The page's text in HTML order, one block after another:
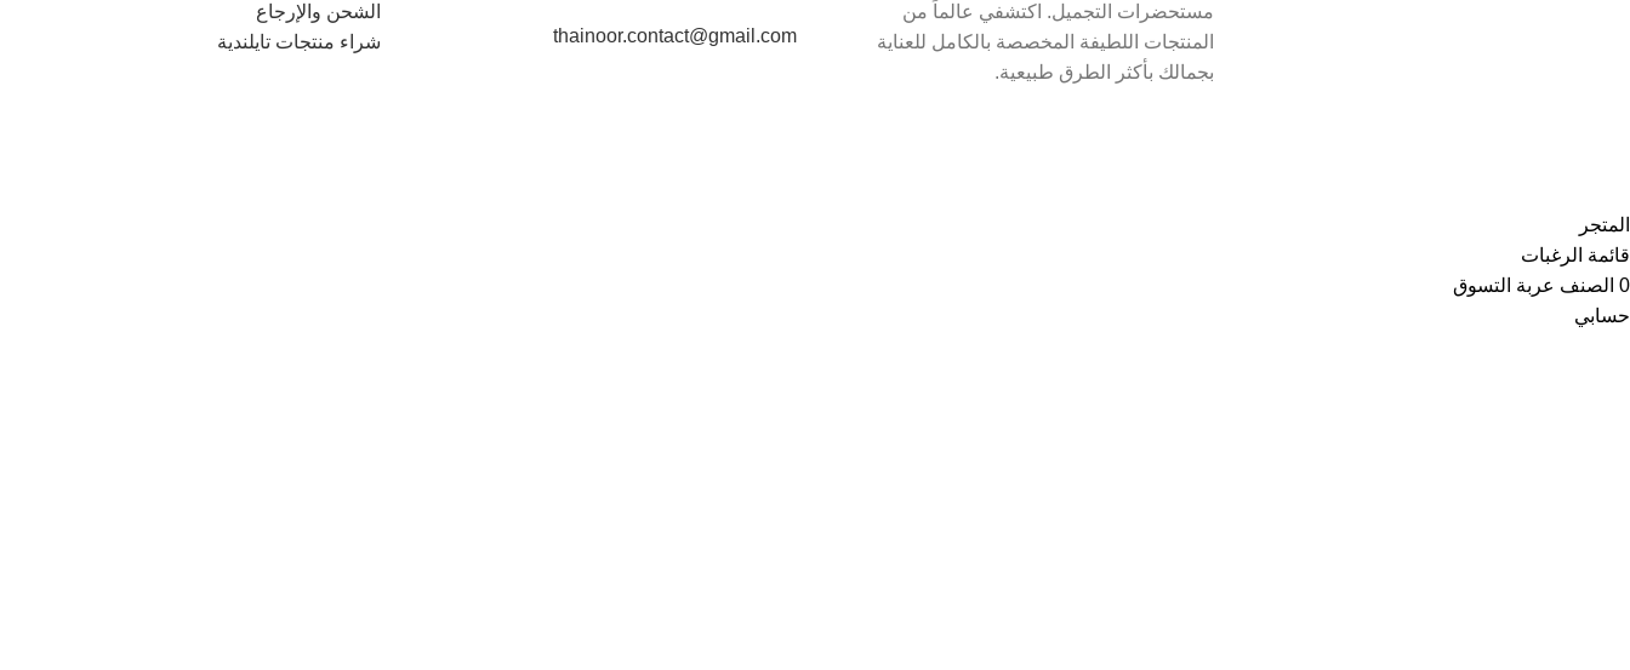
مستحضرات التجميل. اكتشفي عالماً من
المنتجات اللطيفة المخصصة بالكامل للعناية
بجمالك بأكثر الطرق طبيعية.
thainoor.contact@gmail.com
الشحن والإرجاع
شراء منتجات تايلندية
المتجر
قائمة الرغبات
0 الصنف عربة التسوق
حسابي